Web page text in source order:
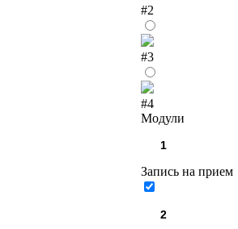
#2
#3
#4
Модули
Запись на прием